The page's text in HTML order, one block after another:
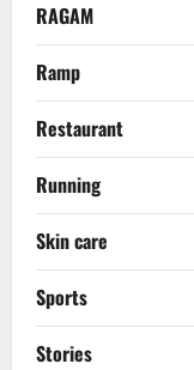
RAGAM
Ramp
Restaurant
Running
Skin care
Sports
Stories